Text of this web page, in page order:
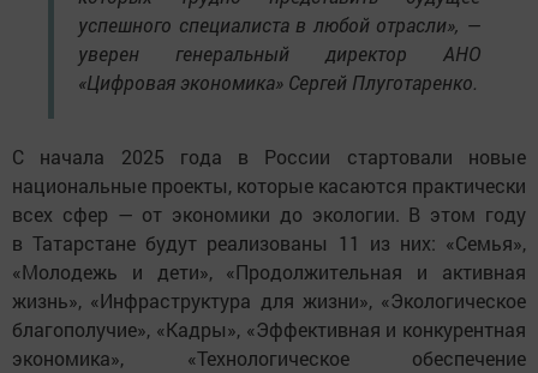
успешного специалиста в любой отрасли», —
уверен генеральный директор АНО
«Цифровая экономика» Сергей Плуготаренко.
С начала 2025 года в России стартовали новые
национальные проекты, которые касаются практически
всех сфер — от экономики до экологии. В этом году
в Татарстане будут реализованы 11 из них: «Семья»,
«Молодежь и дети», «Продолжительная и активная
жизнь», «Инфраструктура для жизни», «Экологическое
благополучие», «Кадры», «Эффективная и конкурентная
экономика», «Технологическое обеспечение